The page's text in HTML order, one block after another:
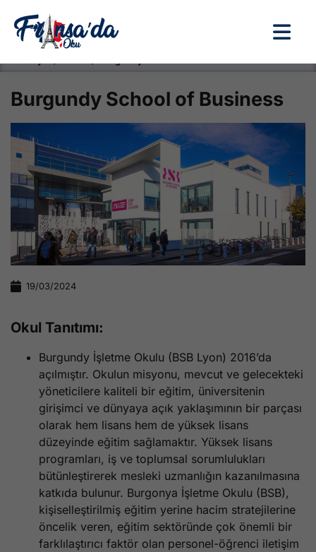
Burgundy School of Business
19/03/2024
Okul Tanıtımı:
Burgundy İşletme Okulu (BSB Lyon) 2016’da
açılmıştır. Okulun misyonu, mevcut ve gelecekteki
yöneticilere kaliteli bir eğitim, üniversitenin
girişimci ve dünyaya açık yaklaşımının bir parçası
olarak hem lisans hem de yüksek lisans
düzeyinde eğitim sağlamaktır. Yüksek lisans
programları, iş ve toplumsal sorumlulukları
bütünleştirerek mesleki uzmanlığın kazanılmasına
katkıda bulunur. Burgonya İşletme Okulu (BSB),
kişiselleştirilmiş eğitim yerine hacim stratejilerine
öncelik veren, eğitim sektöründe çok önemli bir
farklılaştırıcı faktör olan personel-öğrenci iletişim